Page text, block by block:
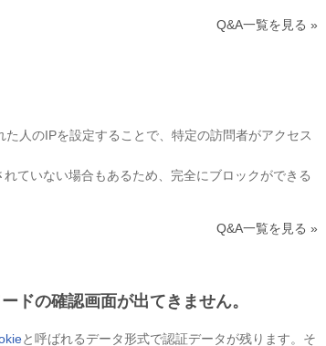
Q&A一覧を見る »
人のIPを設定することで、特定の訪問者がアクセス
ていない場合もあるため、完全にブロックができる
Q&A一覧を見る »
ドの確認画面が出てきません。
と呼ばれるデータ形式で認証データが残ります。そ